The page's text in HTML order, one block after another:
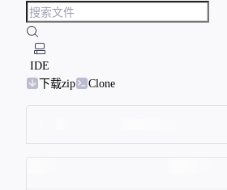
IDE
下载zip
Clone